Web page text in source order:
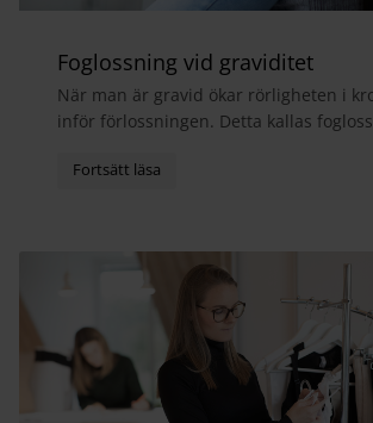
Foglossning vid graviditet
När man är gravid ökar rörligheten i
inför förlossningen. Detta kallas